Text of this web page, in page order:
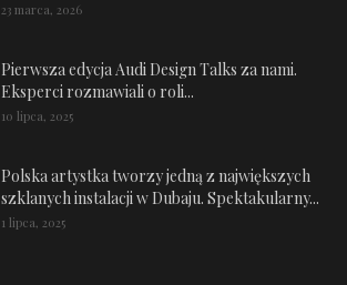
23 marca, 2026
Pierwsza edycja Audi Design Talks za nami.
Eksperci rozmawiali o roli...
10 lipca, 2025
Polska artystka tworzy jedną z największych
szklanych instalacji w Dubaju. Spektakularny...
1 lipca, 2025